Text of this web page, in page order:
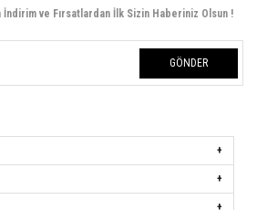
İndirim ve Fırsatlardan İlk Sizin Haberiniz Olsun !
GÖNDER